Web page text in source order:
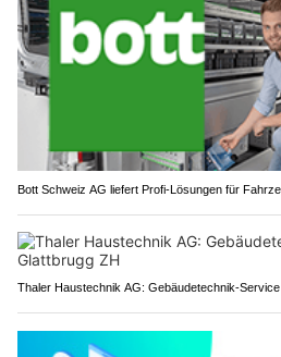
Bott Schweiz AG liefert Profi-Lösungen für
Thaler Haustechnik AG: Gebäudetechnik-